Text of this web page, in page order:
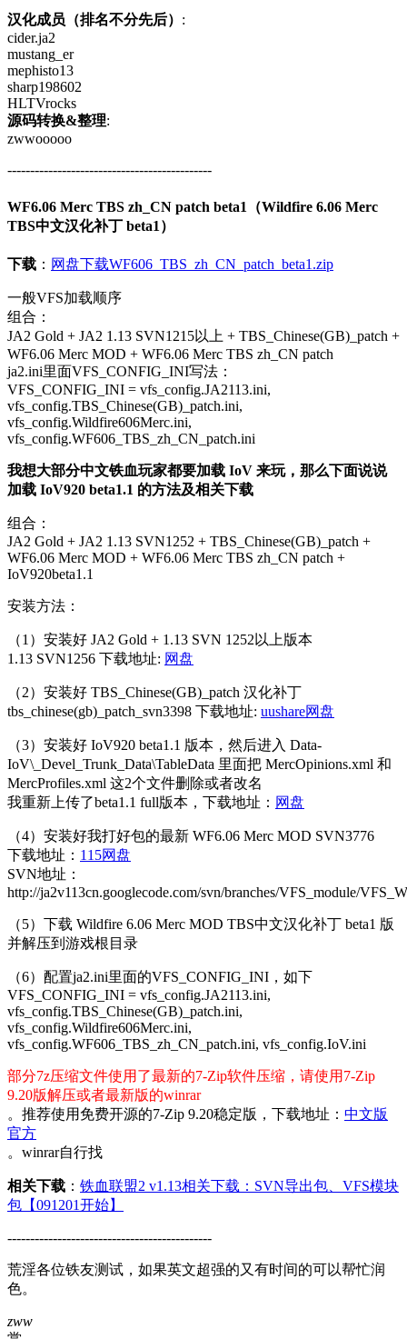
汉化成员（排名不分先后） :
cider.ja2
mustang_er
mephisto13
sharp198602
HLTVrocks
源码转换&整理:
zwwooooo
---------------------------------------------
WF6.06 Merc TBS zh_CN patch beta1（Wildfire 6.06 Merc
TBS中文汉化补丁 beta1）
下载 ： 网盘下载WF606_TBS_zh_CN_patch_beta1.zip
一般VFS加载顺序
组合：
JA2 Gold + JA2 1.13 SVN1215以上 + TBS_Chinese(GB)_patch +
WF6.06 Merc MOD + WF6.06 Merc TBS zh_CN patch
ja2.ini里面VFS_CONFIG_INI写法：
VFS_CONFIG_INI = vfs_config.JA2113.ini,
vfs_config.TBS_Chinese(GB)_patch.ini,
vfs_config.Wildfire606Merc.ini,
vfs_config.WF606_TBS_zh_CN_patch.ini
我想大部分中文铁血玩家都要加载 IoV 来玩，那么下面说说
加载 IoV920 beta1.1 的方法及相关下载
组合：
JA2 Gold + JA2 1.13 SVN1252 + TBS_Chinese(GB)_patch +
WF6.06 Merc MOD + WF6.06 Merc TBS zh_CN patch +
IoV920beta1.1
安装方法：
（1）安装好 JA2 Gold + 1.13 SVN 1252以上版本
1.13 SVN1256 下载地址: 网盘
（2）安装好 TBS_Chinese(GB)_patch 汉化补丁
tbs_chinese(gb)_patch_svn3398 下载地址: uushare网盘
（3）安装好 IoV920 beta1.1 版本，然后进入 Data-
IoV\_Devel_Trunk_Data\TableData 里面把 MercOpinions.xml 和
MercProfiles.xml 这2个文件删除或者改名
我重新上传了beta1.1 full版本，下载地址： 网盘
（4）安装好我打好包的最新 WF6.06 Merc MOD SVN3776
下载地址： 115网盘
SVN地址：
http://ja2v113cn.googlecode.com/svn/branches/VFS_module/
（5）下载 Wildfire 6.06 Merc MOD TBS中文汉化补丁 beta1 版
并解压到游戏根目录
（6）配置ja2.ini里面的VFS_CONFIG_INI，如下
VFS_CONFIG_INI = vfs_config.JA2113.ini,
vfs_config.TBS_Chinese(GB)_patch.ini,
vfs_config.Wildfire606Merc.ini,
vfs_config.WF606_TBS_zh_CN_patch.ini, vfs_config.IoV.ini
部分7z压缩文件使用了最新的7-Zip软件压缩，请使用7-Zip
9.20版解压或者最新版的winrar
。推荐使用免费开源的7-Zip 9.20稳定版，下载地址： 中文版
官方
。winrar自行找
相关下载 ： 铁血联盟2 v1.13相关下载：SVN导出包、VFS模块
包【091201开始】
---------------------------------------------
荒淫各位铁友测试，如果英文超强的又有时间的可以帮忙润
色。
zww